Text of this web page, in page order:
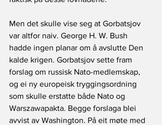
Men det skulle vise seg at Gorbatsjov
var altfor naiv. George H. W. Bush
hadde ingen planar om å avslutte Den
kalde krigen. Gorbatsjov sette fram
forslag om russisk Nato-medlemskap,
og ei ny europeisk tryggingsordning
som skulle erstatte både Nato og
Warszawapakta. Begge forslaga blei
avvist av Washington. På eit møte med